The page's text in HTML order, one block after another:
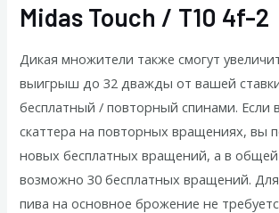
Midas Touch / T10 4f-2
Дикая множители также смогут
выигрыш до 32 дважды от вашей
бесплатный / повторный спинами. Если
скаттера на повторных вращениях, вы
новых бесплатных вращений, а в
возможно 30 бесплатных вращений.
пива на основное брожение не